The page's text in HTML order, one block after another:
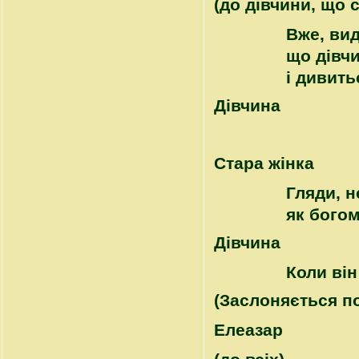
(до дівчини, що
Вже,
що
і
Дівчина
Стара жінка
Гляди,
як
Дівчина
Коли
(Заслоняється
Елеазар